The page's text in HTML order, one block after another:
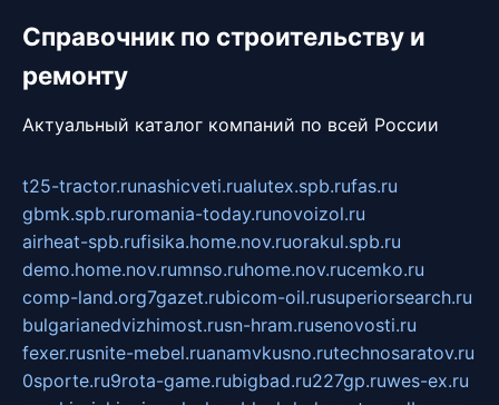
Справочник по строительству и
ремонту
Актуальный каталог компаний по всей России
t25-tractor.runashicveti.rualutex.spb.rufas.ru
gbmk.spb.ruromania-today.runovoizol.ru
airheat-spb.rufisika.home.nov.ruorakul.spb.ru
demo.home.nov.rumnso.ruhome.nov.rucemko.ru
comp-land.org7gazet.rubicom-oil.rusuperiorsearch.ru
bulgarianedvizhimost.rusn-hram.rusenovosti.ru
fexer.rusnite-mebel.ruanamvkusno.rutechnosaratov.ru
0sporte.ru9rota-game.rubigbad.ru227gp.ruwes-ex.ru